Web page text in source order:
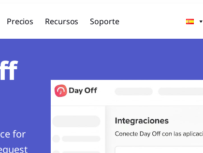
Precios Recursos Soporte
for